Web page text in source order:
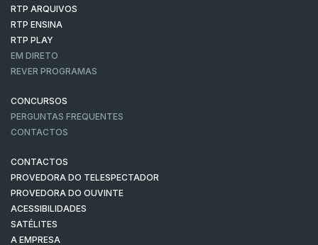
RTP ARQUIVOS
RTP ENSINA
RTP PLAY
EM DIRETO
REVER PROGRAMAS
CONCURSOS
PERGUNTAS FREQUENTES
CONTACTOS
CONTACTOS
PROVEDORA DO TELESPECTADOR
PROVEDORA DO OUVINTE
ACESSIBILIDADES
SATÉLITES
A EMPRESA